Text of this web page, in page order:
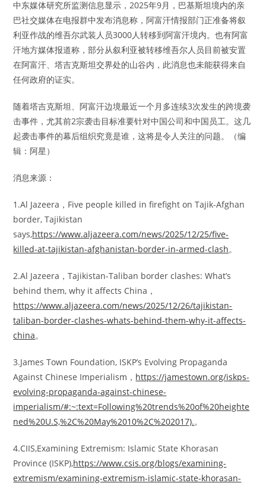
中东媒体研究所监测信息显示，2025年9月，巴基斯坦境内的亲
巴社交媒体在电报群中发布消息称，阿富汗情报部门正准备将叙
利亚作战的维吾尔武装人员3000人转移到阿富汗境内。也有阿富
汗地方媒体报道称，部分从叙利亚被转移维吾尔人员目前被安置
在阿富汗、塔吉克斯坦交界处的山谷内，此消息也未能获得来自
任何政府的证实。
随着塔吉克斯坦、阿富汗边境最近一个月多连续3次发生的跨境袭
击事件，尤其前2宗袭击目标准要针对中国公司和中国员工。这几
起袭击事件的幕后组织究竟是谁，这将是令人关注的问题。（编
辑：阿星）
消息来源：
1.Al Jazeera，Five people killed in firefight on Tajik-Afghan
border, Tajikistan
says,https://www.aljazeera.com/news/2025/12/25/five-
killed-at-tajikistan-afghanistan-border-in-armed-clash。
2.Al Jazeera，Tajikistan-Taliban border clashes: What’s
behind them, why it affects China，
https://www.aljazeera.com/news/2025/12/26/tajikistan-
taliban-border-clashes-whats-behind-them-why-it-affects-
china。
3.James Town Foundation, ISKP’s Evolving Propaganda
Against Chinese Imperialism， https://jamestown.org/iskps-
evolving-propaganda-against-chinese-
imperialism/#:~:text=Following%20trends%20of%20heighte
ned%20U.S,%2C%20May%2010%2C%202017).。
4.CIIS,Examining Extremism: Islamic State Khorasan
Province (ISKP),https://www.csis.org/blogs/examining-
extremism/examining-extremism-islamic-state-khorasan-